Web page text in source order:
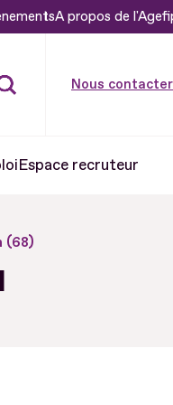
A propos de
Nous contacter
Espace recruteur
(68)